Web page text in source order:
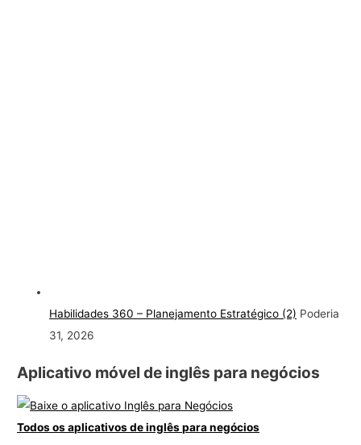
Habilidades 360 – Planejamento Estratégico (2) Poderia
31, 2026
Aplicativo móvel de inglês para negócios
Todos os aplicativos de inglês para negócios